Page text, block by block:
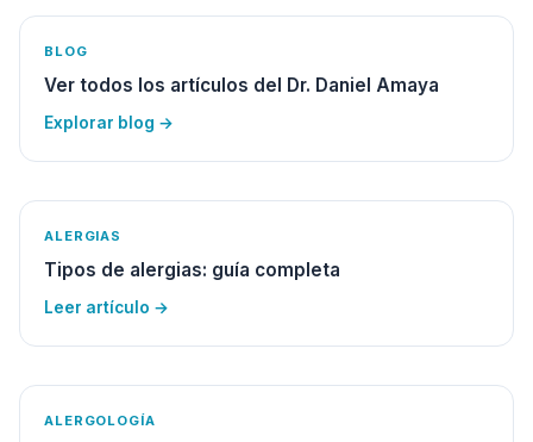
BLOG
Ver todos los artículos del Dr. Daniel Amaya
Explorar blog →
ALERGIAS
Tipos de alergias: guía completa
Leer artículo →
ALERGOLOGÍA